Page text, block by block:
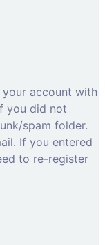
account with
you did not
spam folder.
If you entered
to re-register